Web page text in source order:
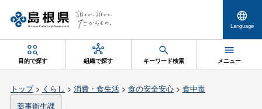
Language
目的で探す 組織で探す キーワード検索 メニュー
トップ> くらし > 消費・食生活> 食の安全安心> 食中毒
薬事衛生課